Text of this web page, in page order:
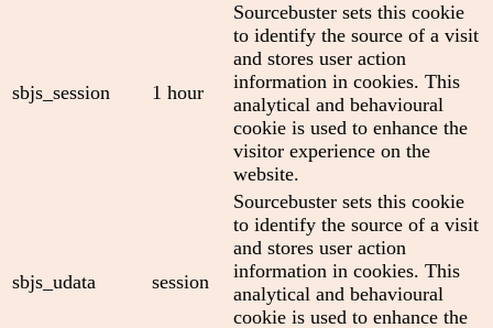
sbjs_session 1 hour
Sourcebuster sets this cookie
to identify the source of a visit
and stores user action
information in cookies. This
analytical and behavioural
cookie is used to enhance the
visitor experience on the
website.
sbjs_udata session
Sourcebuster sets this cookie
to identify the source of a visit
and stores user action
information in cookies. This
analytical and behavioural
cookie is used to enhance the